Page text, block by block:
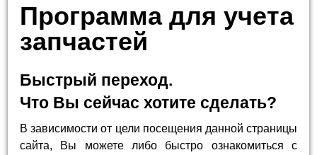
Программа для учета
запчастей
Быстрый переход.
Что Вы сейчас хотите сделать?
В зависимости от цели посещения данной страницы
сайта, Вы можете либо быстро ознакомиться с